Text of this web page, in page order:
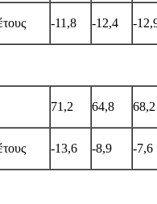
-11,8 -12,4 -
71,2 64,8 68,2
-13,6 -8,9 -7,6